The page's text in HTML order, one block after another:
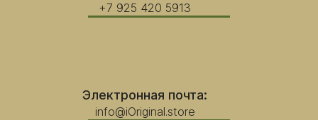
+7 925 420 5913
Электронная почта:
info@iOriginal.store